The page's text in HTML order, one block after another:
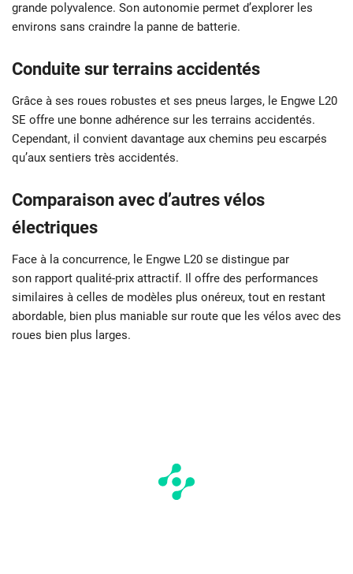
grande polyvalence. Son autonomie permet d’explorer les
environs sans craindre la panne de batterie.
Conduite sur terrains accidentés
Grâce à ses roues robustes et ses pneus larges, le Engwe L20
SE offre une bonne adhérence sur les terrains accidentés.
Cependant, il convient davantage aux chemins peu escarpés
qu’aux sentiers très accidentés.
Comparaison avec d’autres vélos
électriques
Face à la concurrence, le Engwe L20 se distingue par
son rapport qualité-prix attractif. Il offre des performances
similaires à celles de modèles plus onéreux, tout en restant
abordable, bien plus maniable sur route que les vélos avec des
roues bien plus larges.